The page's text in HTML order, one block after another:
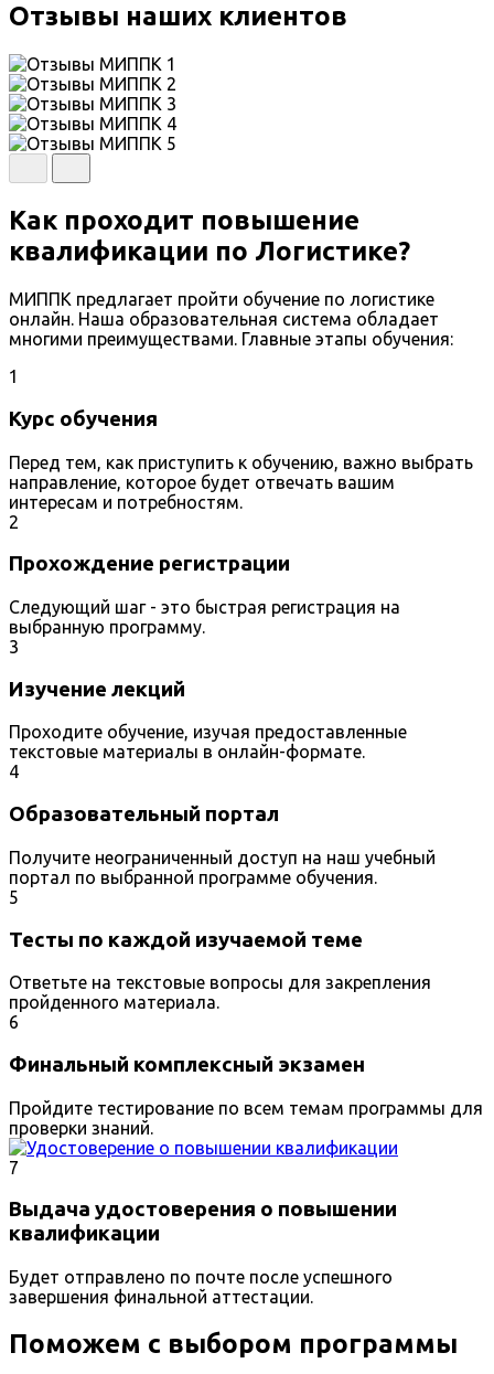
Отзывы наших клиентов
Как проходит повышение
квалификации по Логистике?
МИППК предлагает пройти обучение по логистике
онлайн. Наша образовательная система обладает
многими преимуществами. Главные этапы обучения:
1
Курс обучения
Перед тем, как приступить к обучению, важно выбрать
направление, которое будет отвечать вашим
интересам и потребностям.
2
Прохождение регистрации
Следующий шаг - это быстрая регистрация на
выбранную программу.
3
Изучение лекций
Проходите обучение, изучая предоставленные
текстовые материалы в онлайн-формате.
4
Образовательный портал
Получите неограниченный доступ на наш учебный
портал по выбранной программе обучения.
5
Тесты по каждой изучаемой теме
Ответьте на текстовые вопросы для закрепления
пройденного материала.
6
Финальный комплексный экзамен
Пройдите тестирование по всем темам программы для
проверки знаний.
7
Выдача удостоверения о повышении
квалификации
Будет отправлено по почте после успешного
завершения финальной аттестации.
Поможем с выбором программы